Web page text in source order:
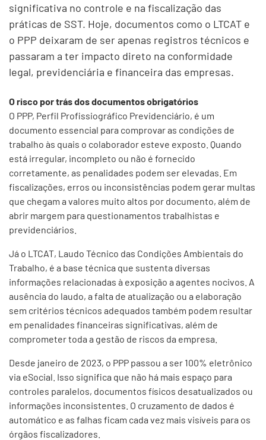
significativa no controle e na fiscalização das
práticas de SST. Hoje, documentos como o LTCAT e
o PPP deixaram de ser apenas registros técnicos e
passaram a ter impacto direto na conformidade
legal, previdenciária e financeira das empresas.
O risco por trás dos documentos obrigatórios
O PPP, Perfil Profissiográfico Previdenciário, é um
documento essencial para comprovar as condições de
trabalho às quais o colaborador esteve exposto. Quando
está irregular, incompleto ou não é fornecido
corretamente, as penalidades podem ser elevadas. Em
fiscalizações, erros ou inconsistências podem gerar multas
que chegam a valores muito altos por documento, além de
abrir margem para questionamentos trabalhistas e
previdenciários.
Já o LTCAT, Laudo Técnico das Condições Ambientais do
Trabalho, é a base técnica que sustenta diversas
informações relacionadas à exposição a agentes nocivos. A
ausência do laudo, a falta de atualização ou a elaboração
sem critérios técnicos adequados também podem resultar
em penalidades financeiras significativas, além de
comprometer toda a gestão de riscos da empresa.
Desde janeiro de 2023, o PPP passou a ser 100% eletrônico
via eSocial. Isso significa que não há mais espaço para
controles paralelos, documentos físicos desatualizados ou
informações inconsistentes. O cruzamento de dados é
automático e as falhas ficam cada vez mais visíveis para os
órgãos fiscalizadores.